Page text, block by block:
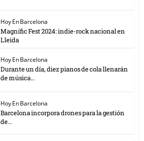
Hoy En Barcelona
Magnífic Fest 2024: indie-rock nacional en
Lleida
Hoy En Barcelona
Durante un día, diez pianos de cola llenarán
de música...
Hoy En Barcelona
Barcelona incorpora drones para la gestión
de...